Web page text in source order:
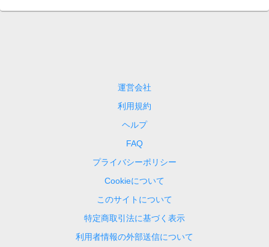
運営会社
利用規約
ヘルプ
FAQ
プライバシーポリシー
Cookieについて
このサイトについて
特定商取引法に基づく表示
利用者情報の外部送信について